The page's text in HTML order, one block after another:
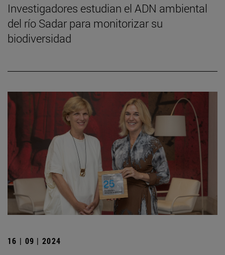
Investigadores estudian el ADN ambiental
del río Sadar para monitorizar su
biodiversidad
16 | 09 | 2024